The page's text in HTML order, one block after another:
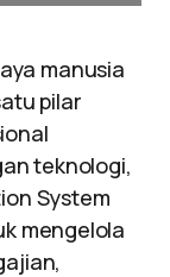
manusia
pilar
teknologi,
System
mengelola